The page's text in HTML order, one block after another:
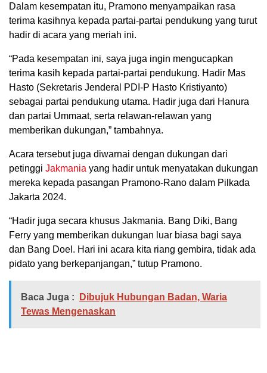
Dalam kesempatan itu, Pramono menyampaikan rasa
terima kasihnya kepada partai-partai pendukung yang turut
hadir di acara yang meriah ini.
“Pada kesempatan ini, saya juga ingin mengucapkan
terima kasih kepada partai-partai pendukung. Hadir Mas
Hasto (Sekretaris Jenderal PDI-P Hasto Kristiyanto)
sebagai partai pendukung utama. Hadir juga dari Hanura
dan partai Ummaat, serta relawan-relawan yang
memberikan dukungan,” tambahnya.
Acara tersebut juga diwarnai dengan dukungan dari
petinggi Jakmania yang hadir untuk menyatakan dukungan
mereka kepada pasangan Pramono-Rano dalam Pilkada
Jakarta 2024.
“Hadir juga secara khusus Jakmania. Bang Diki, Bang
Ferry yang memberikan dukungan luar biasa bagi saya
dan Bang Doel. Hari ini acara kita riang gembira, tidak ada
pidato yang berkepanjangan,” tutup Pramono.
Baca Juga :
Dibujuk Hubungan Badan, Waria
Tewas Mengenaskan